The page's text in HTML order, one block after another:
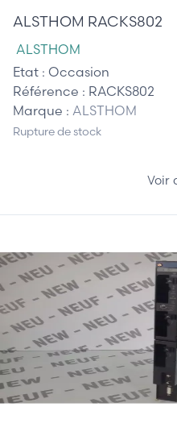
ALSTHOM RACKS802
ALSTHOM
Etat : Occasion
Référence : RACKS802
Marque : ALSTHOM
Rupture de stock
Voir